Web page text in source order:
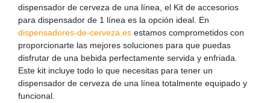
dispensador de cerveza de una línea, el Kit de accesorios
para dispensador de 1 línea es la opción ideal. En
dispensadores-de-cerveza.es estamos comprometidos con
proporcionarte las mejores soluciones para que puedas
disfrutar de una bebida perfectamente servida y enfriada.
Este kit incluye todo lo que necesitas para tener un
dispensador de cerveza de una línea totalmente equipado y
funcional.